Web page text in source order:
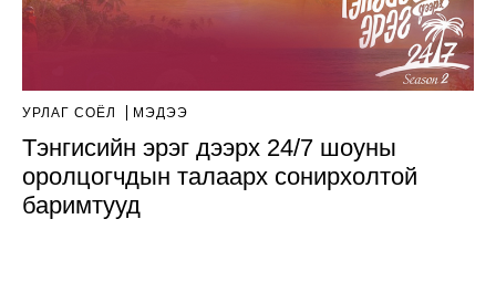
УРЛАГ СОЁЛ МЭДЭЭ
Тэнгисийн эрэг дээрх 24/7 шоуны
оролцогчдын талаарх сонирхолтой
баримтууд